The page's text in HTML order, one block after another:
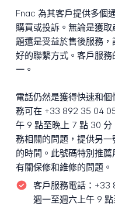
Fnac 為其客戶提供多個
購買或投訴。無論是獲
題還是受益於售後服務
好的聯繫方式。客戶服
一。
電話仍然是獲得快速和
務可在 +33 892 35 04
午 9 點至晚上 7 點 30
務相關的問題，提供另
的時間。此號碼特別推
有關保修和維修的問題。
客戶服務電話： +33
週一至週六上午 9 點